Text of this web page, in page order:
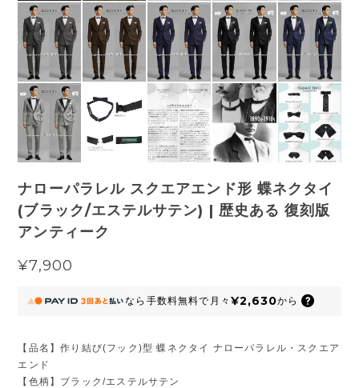
ナローパラレル スクエアエンド形 蝶ネクタイ
(ブラック/エステルサテン) | 歴史ある 復刻版
アンティーク
¥7,900
なら 手数料無料で 月々 ¥2,630から
【品名】作り結び(フック)型 蝶ネクタイ ナローパラレル・スクエア
エンド
【色柄】ブラック/エステルサテン